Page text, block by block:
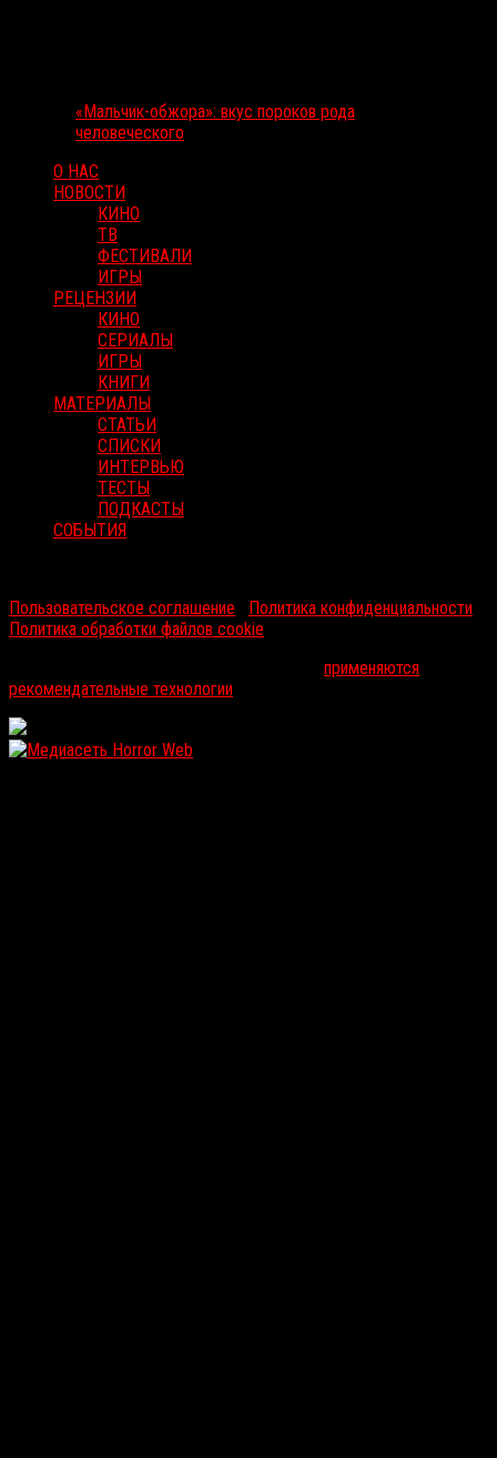
«Мальчик-обжора»: вкус пороков рода
человеческого
О НАС
НОВОСТИ
КИНО
ТВ
ФЕСТИВАЛИ
ИГРЫ
РЕЦЕНЗИИ
КИНО
СЕРИАЛЫ
ИГРЫ
КНИГИ
МАТЕРИАЛЫ
СТАТЬИ
СПИСКИ
ИНТЕРВЬЮ
ТЕСТЫ
ПОДКАСТЫ
СОБЫТИЯ
Пользовательское соглашение
Политика конфиденциальности
Политика обработки файлов cookie
применяются
рекомендательные технологии